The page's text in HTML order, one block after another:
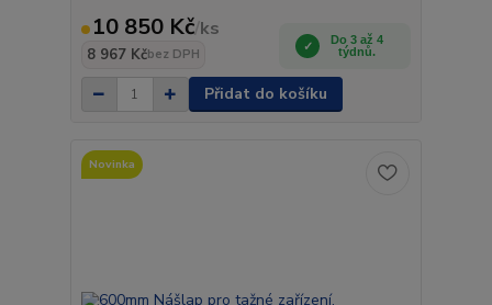
10 850 Kč/ks
8 967 Kčbez DPH
Do 3 až 4
týdnů.
Přidat do košíku
Novinka